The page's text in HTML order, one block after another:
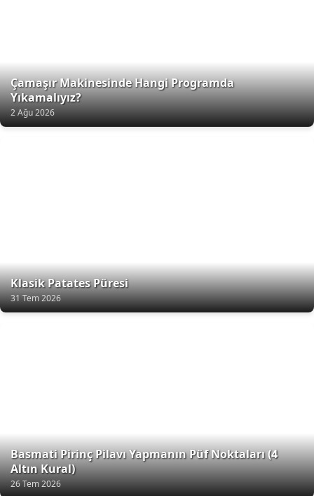
Çamaşır Makinesinde Hangi Programda
Yıkamalıyız?
2 Ağu 2026
Klasik Patates Püresi
31 Tem 2026
Basmati Pirinç Pilavı Yapmanın Püf Noktaları (4
Altın Kural)
26 Tem 2026